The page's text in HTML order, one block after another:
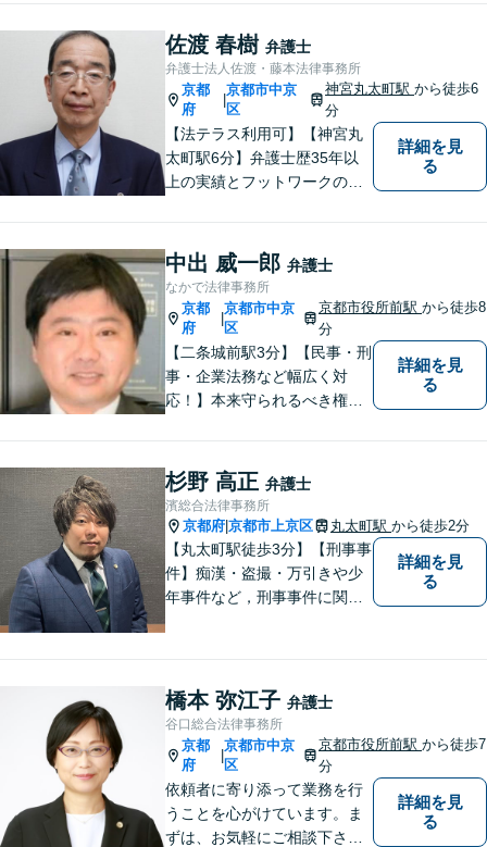
い、問題を解決することはも
ちろんのこと、皆様が持たれ
ている不安を少しでも解消し
てまいりたいと考えていま
す。
佐渡 春樹 弁護士
弁護士法人佐渡・藤本法律事務所
京都
府
|
京都市中京
区
神宮丸太町駅から徒歩6
分
【法テラス利用可】【神宮丸
太町駅6分】弁護士歴35年以
上の実績とフットワークのダ
務所ならではのアットホーム
な雰囲気を心がけています。
安心して気軽にご相談くださ
い。
詳細を見
る
中出 威一郎 弁護士
なかで法律事務所
京都
府
京都市中京
区
京都市役所前駅から徒歩8
分
【二条城前駅3分】【民事・刑
事・企業法務など幅広く対
応！】本来守られるべき権
う、これまでの経験を活かし
弁護してまいります。お一人
お一人の心情に寄り添いま
す。まずはご相談ください。
【完全個室】
詳細を見
る
杉野 高正 弁護士
濱総合法律事務所
京都府 京都市上京区 丸太町駅 から徒歩2分
【丸太町駅徒歩3分】【刑事事
件】痴漢・盗撮・万引きや少
年事件など，刑事事件に関す
ります。家族が逮捕されてし
まった場合もご相談くださ
い。初回接見サービスも行っ
ています。
詳細を見
る
橋本 弥江子 弁護士
谷口総合法律事務所
京都
府
京都市中京
区
京都市役所前駅から徒歩7
分
依頼者に寄り添って業務を行
うことを心がけています。ま
ずは、お気軽にご相談下さ
詳細を見
る